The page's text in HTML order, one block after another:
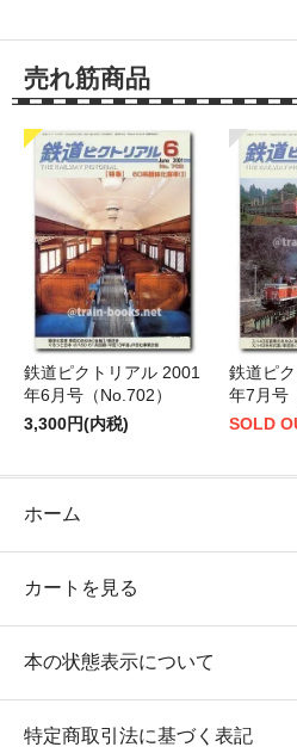
売れ筋商品
鉄道ピクトリアル 2001
年6月号（No.702）
3,300円(内税)
鉄道ピ
年7月号
SOLD
ホーム
カートを見る
本の状態表示について
特定商取引法に基づく表記